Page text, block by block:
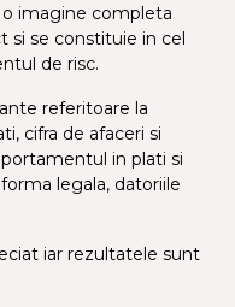
imagine completa
si se constituie in cel
de risc.
referitoare la
cifra de afaceri si
in plati si
legala, datoriile
iar rezultatele sunt